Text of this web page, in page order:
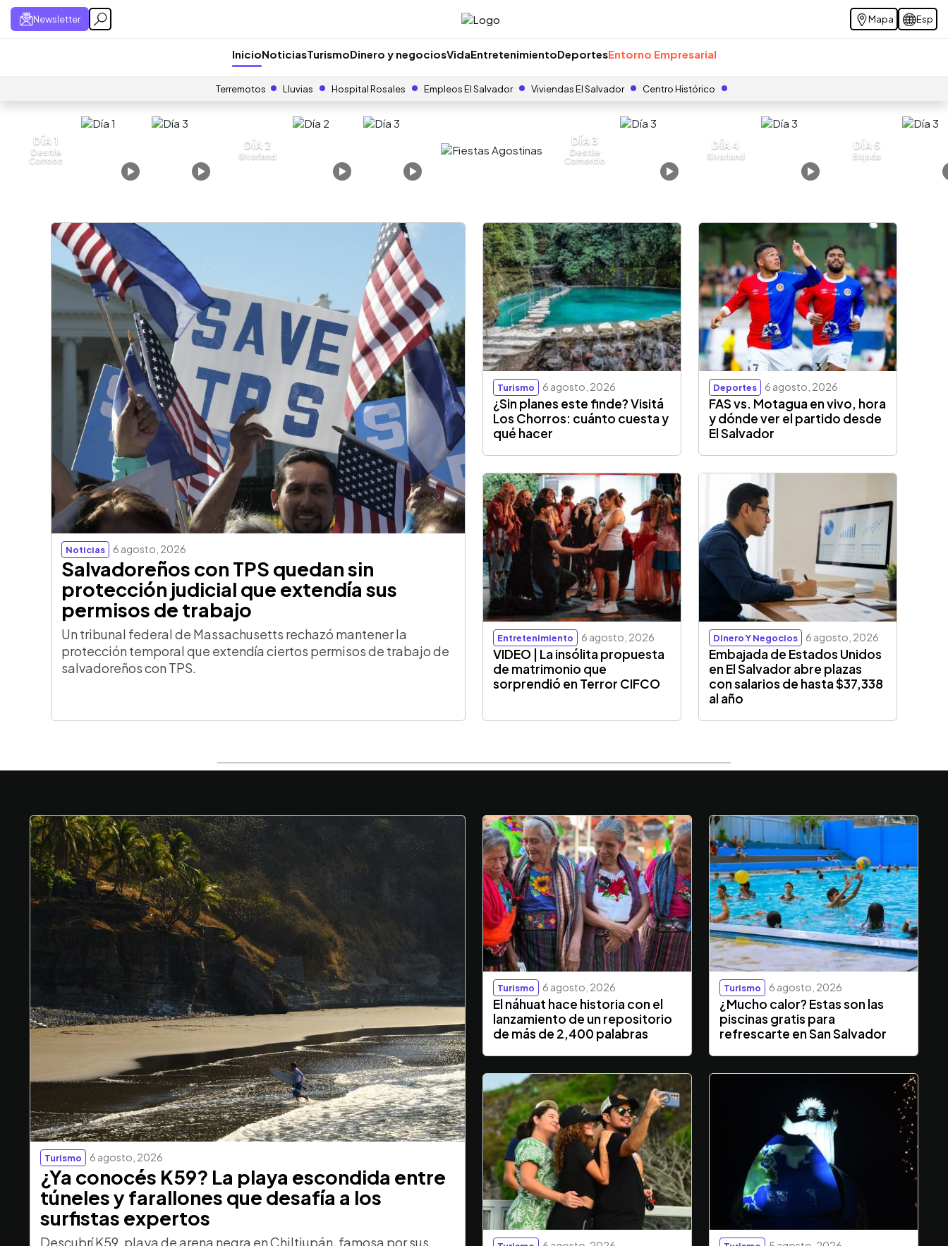
Newsletter Mapa Esp
InicioNoticiasTurismoDinero y negociosVidaEntretenimientoDeportesEntorno Empresarial
Terremotos Lluvias Hospital Rosales Empleos El Salvador Viviendas El Salvador Centro Histórico
DÍA 1
Desfile
Correos
DÍA 2
Sivarland
DÍA 3
Desfile
Comercio
DÍA 4
Sivarland
DÍA 5
Bajada
Noticias 6 agosto, 2026
Salvadoreños con TPS quedan sin
protección judicial que extendía sus
permisos de trabajo
Un tribunal federal de Massachusetts rechazó mantener la
protección temporal que extendía ciertos permisos de trabajo de
salvadoreños con TPS.
Turismo 6 agosto, 2026
¿Sin planes este finde? Visitá
Los Chorros: cuánto cuesta y
qué hacer
Deportes 6 agosto, 2026
FAS vs. Motagua en vivo, hora
y dónde ver el partido desde
El Salvador
Entretenimiento 6 agosto, 2026
VIDEO | La insólita propuesta
de matrimonio que
sorprendió en Terror CIFCO
Dinero Y Negocios 6 agosto, 2026
Embajada de Estados Unidos
en El Salvador abre plazas
con salarios de hasta $37,338
al año
Turismo 6 agosto, 2026
¿Ya conocés K59? La playa escondida entre
túneles y farallones que desafía a los
surfistas expertos
Descubrí K59, playa de arena negra en Chiltiupán, famosa por sus
Turismo 6 agosto, 2026
El náhuat hace historia con el
lanzamiento de un repositorio
de más de 2,400 palabras
Turismo 6 agosto, 2026
¿Mucho calor? Estas son las
piscinas gratis para
refrescarte en San Salvador